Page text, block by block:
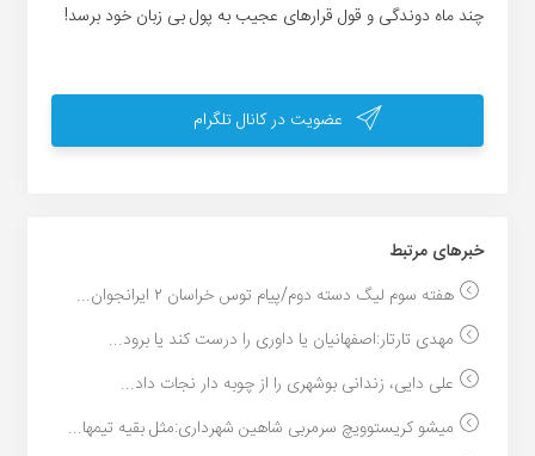
چند ماه دوندگی و قول قرارهای عجیب به پول بی زبان خود برسد!
عضویت در کانال تلگرام
خبر‌های مرتبط
هفته سوم لیگ دسته دوم/پیام توس خراسان ۲ ایرانجوان...
مهدی تارتار:اصفهانیان یا داوری را درست کند یا برود...
علی دایی، زندانی بوشهری را از چوبه دار نجات داد...
میشو کریستوویچ سرمربی شاهین شهرداری:مثل بقیه تیمها...